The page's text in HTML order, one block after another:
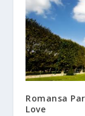
Romansa
Love